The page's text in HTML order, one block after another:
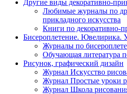
Другие виды декоративно-
Любимые журналы по
прикладного искусства
Книги по декоративно-
Бисероплетение. Ювелирика.
Журналы по
Обучающая литература
Рисунок, графический дизайн
Журнал Искусство
Журнал Простые уроки
Журнал Школа